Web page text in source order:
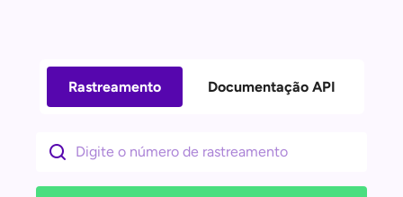
Rastreamento Documentação API